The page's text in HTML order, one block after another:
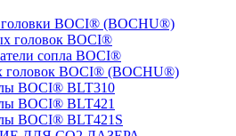
BOCI® (BOCHU®)
головок BOCI®
сопла BOCI®
головок BOCI® (BOCHU®)
BOCI® BLT310
BOCI® BLT421
BOCI® BLT421S